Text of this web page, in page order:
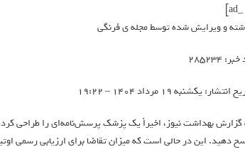
و ویرایش شده توسط مجله ی فرنگی
285234
انتشار: یکشنبه 19 مرداد 1404 – 19:22
گزارش بهداشت نیوز، اخیراً یک پزشک پرسش‌نامه‌ای را طراحی
دهید. این در حالی است که میزان تقاضا برای ارزیابی‌ رسمی